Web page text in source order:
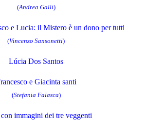
(Andrea Galli)
e Lucia: il Mistero è un dono per tutti
(Vincenzo Sansonetti)
Lúcia Dos Santos
e Giacinta santi
(Stefania Falasca)
immagini dei tre veggenti